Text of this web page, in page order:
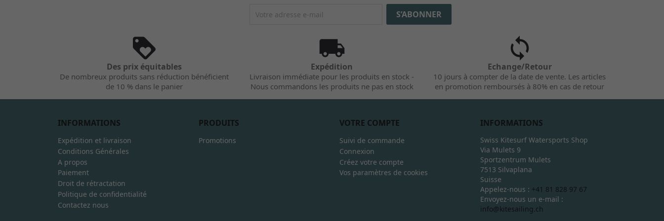
Des prix équitables
De nombreux produits sans réduction bénéficient
de 10 % dans le panier
Expédition
Livraison immédiate pour les produits en stock -
Nous commandons les produits ne pas en stock
Echange/Retour
10 jours à compter de la date de vente. Les articles
en promotion remboursés à 80% en cas de retour
INFORMATIONS
Expédition et livraison
Conditions Générales
A propos
Paiement
Droit de rétractation
Politique de confidentialité
Contactez nous
PRODUITS
Promotions
VOTRE COMPTE
Suivi de commande
Connexion
Créez votre compte
Vos paramètres de cookies
INFORMATIONS
Swiss Kitesurf Watersports Shop
Via Mulets 9
Sportzentrum Mulets
7513 Silvaplana
Suisse
Appelez-nous : +41 81 828 97 67
Envoyez-nous un e-mail :
info@kitesailing.ch